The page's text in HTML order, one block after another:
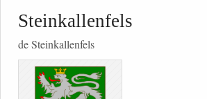
Steinkallenfels
de Steinkallenfels